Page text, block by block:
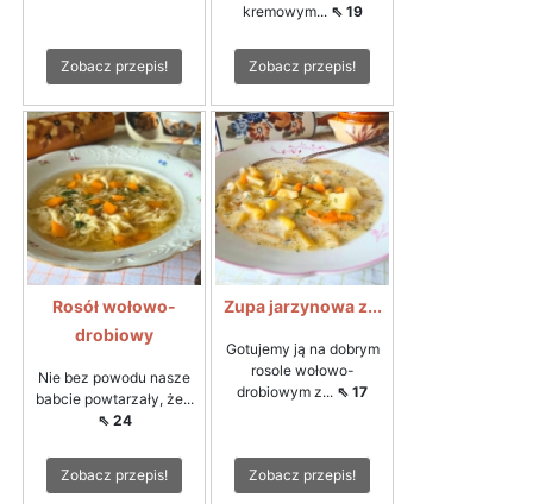
Zobacz przepis!
kremowym... ⇖ 19
Zobacz przepis!
Rosół wołowo-
drobiowy
Nie bez powodu nasze
babcie powtarzały, że...
⇖ 24
Zobacz przepis!
Zupa jarzynowa z...
Gotujemy ją na dobrym
rosole wołowo-
drobiowym z... ⇖ 17
Zobacz przepis!